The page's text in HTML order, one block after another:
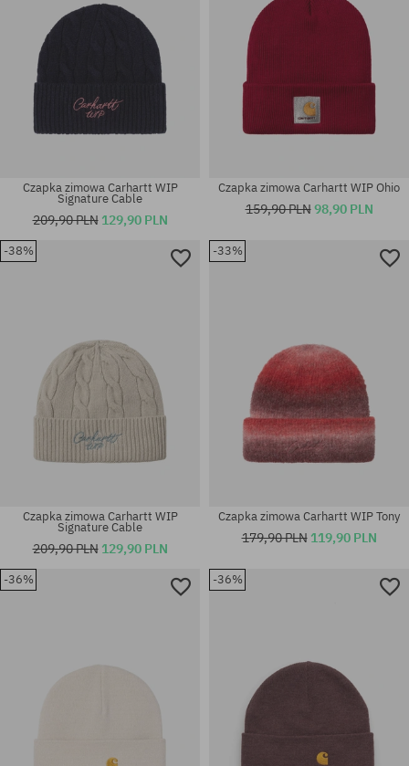
Czapka zimowa Carhartt WIP
Signature Cable
209,90 PLN 129,90 PLN
Czapka zimowa Carhartt WIP Ohio
159,90 PLN98,90 PLN
-38%
Czapka zimowa Carhartt WIP
Signature Cable
209,90 PLN 129,90 PLN
-33%
Czapka zimowa Carhartt WIP Tony
179,90 PLN 119,90 PLN
-36% -36%